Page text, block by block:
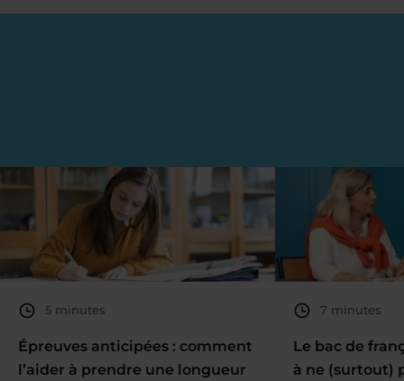
5 minutes
Épreuves anticipées : comment
l’aider à prendre une longueur
7 minutes
Le bac de
à ne (surtout)